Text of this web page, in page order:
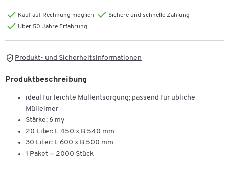
Kauf auf Rechnung möglich
Sichere und schnelle Zahlung
Über 50 Jahre Erfahrung
Produkt- und Sicherheitsinformationen
Produktbeschreibung
ideal für leichte Müllentsorgung; passend für übliche
Mülleimer
Stärke: 6 my
20 Liter: L 450 x B 540 mm
30 Liter: L 600 x B 500 mm
1 Paket = 2000 Stück